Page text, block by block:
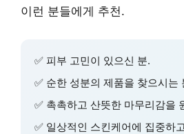
이런 분들에게 추천.
✅ 피부 고민이 있으신 분.
✅ 순한 성분의 제품을 찾으시는
✅ 촉촉하고 산뜻한 마무리감을
✅ 일상적인 스킨케어에 집중하